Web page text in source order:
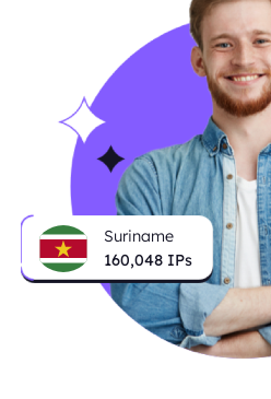
Suriname
160,048 IPs